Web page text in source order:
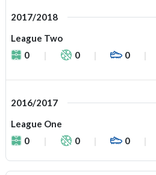
2017/2018
League Two
0
0 0
2016/2017
League One
0
0 0